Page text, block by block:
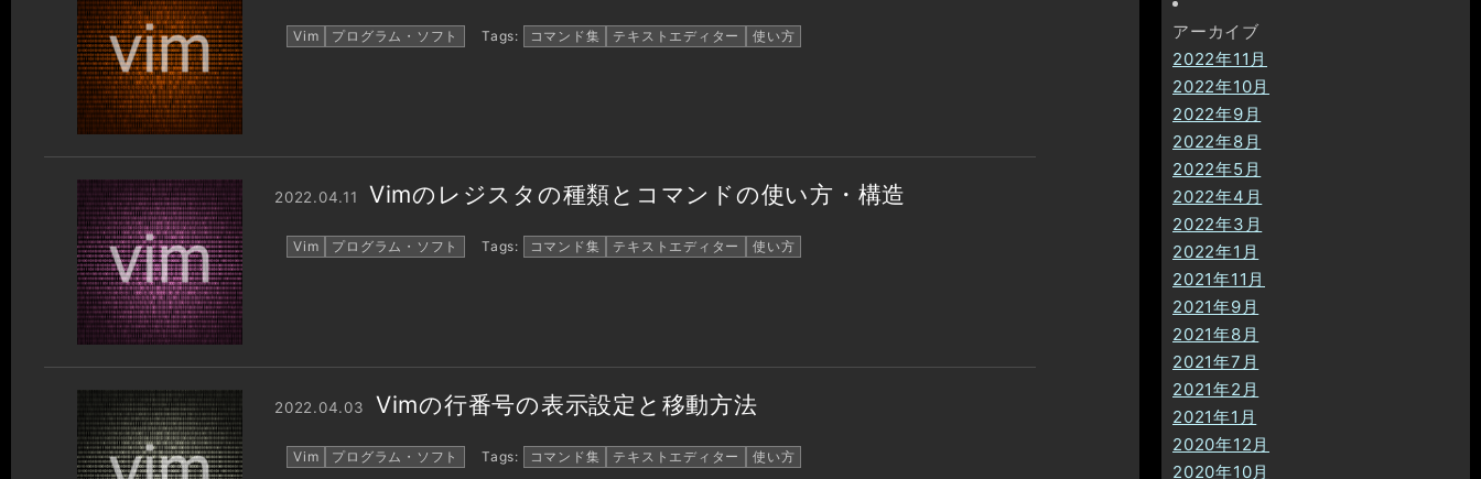
Vim プログラム・ソフト Tags: コマンド集 テキストエディター 使い方
2022.04.11 Vimのレジスタの種類とコマンドの使い方・構造
Vim プログラム・ソフト Tags: コマンド集 テキストエディター 使い方
2022.04.03 Vimの行番号の表示設定と移動方法
Vim プログラム・ソフト Tags: コマンド集 テキストエディター 使い方
アーカイブ
2022年11月
2022年10月
2022年9月
2022年8月
2022年5月
2022年4月
2022年3月
2022年1月
2021年11月
2021年9月
2021年8月
2021年7月
2021年2月
2021年1月
2020年12月
2020年10月